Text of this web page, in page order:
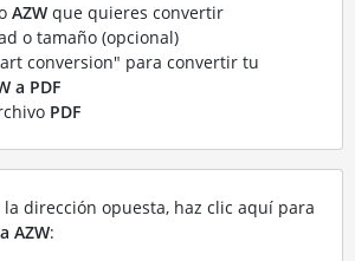
AZWque quieres convertir
o tamaño (opcional)
conversion" para convertir tu
a PDF
PDF
dirección opuesta, haz clic aquí para
AZW: